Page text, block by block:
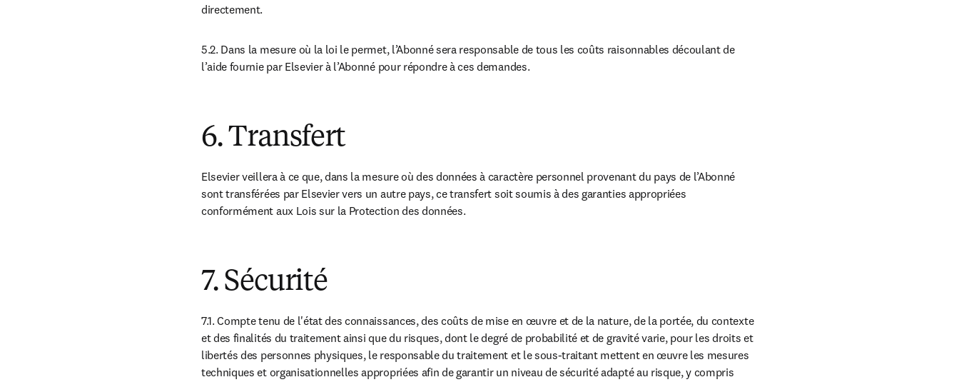
directement.
5.2. Dans la mesure où la loi le permet, l’Abonné sera responsable de tous les coûts raisonnables découlant de
l’aide fournie par Elsevier à l’Abonné pour répondre à ces demandes.
6. Transfert
Elsevier veillera à ce que, dans la mesure où des données à caractère personnel provenant du pays de l’Abonné
sont transférées par Elsevier vers un autre pays, ce transfert soit soumis à des garanties appropriées
conformément aux Lois sur la Protection des données.
7. Sécurité
7.1. Compte tenu de l'état des connaissances, des coûts de mise en œuvre et de la nature, de la portée, du contexte
et des finalités du traitement ainsi que du risques, dont le degré de probabilité et de gravité varie, pour les droits et
libertés des personnes physiques, le responsable du traitement et le sous-traitant mettent en œuvre les mesures
techniques et organisationnelles appropriées afin de garantir un niveau de sécurité adapté au risque, y compris